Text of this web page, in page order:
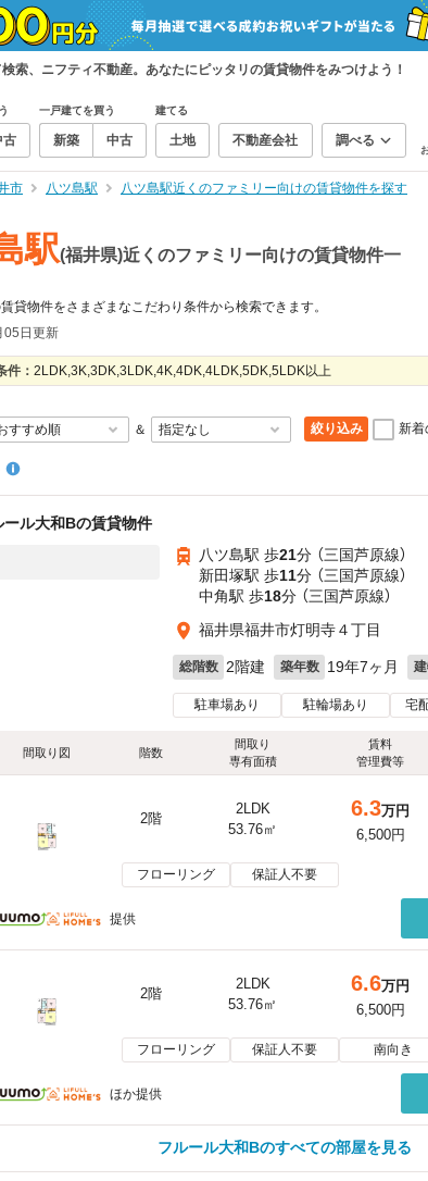
索、ニフティ不動産。あなたにピッタリの賃貸物件をみつけよう！
古
一戸建てを買う
新築 中古
建てる
土地 不動産会社 調べる
市 八ツ島駅 八ツ島駅近くのファミリー向けの賃貸物件を探す
駅(福井県)近くのファミリー向けの賃貸物件一
貸物件をさまざまなこだわり条件から検索できます。
05日更新
件： 2LDK,3K,3DK,3LDK,4K,4DK,4LDK,5DK,5LDK以上
＆ 絞り込み 新着
ール大和Bの賃貸物件
八ツ島駅 歩21分 （三国芦原線）
新田塚駅 歩11分 （三国芦原線）
中角駅 歩18分 （三国芦原線）
福井県福井市灯明寺４丁目
総階数 2階建 築年数 19年7ヶ月
駐車場あり 駐輪場あり 宅
間取り図 階数
間取り
専有面積
賃料
管理費等
2階
2LDK
53.76㎡
6.3万円
6,500円
フローリング 保証人不要
提供
2階
2LDK
53.76㎡
6.6万円
6,500円
フローリング 保証人不要 南向き
ほか提供
フルール大和Bのすべての部屋を見る